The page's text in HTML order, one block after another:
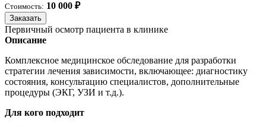
Стоимость: 10 000 ₽
Заказать
Первичный осмотр пациента в клинике
Описание
Комплексное медицинское обследование для разработки
стратегии лечения зависимости, включающее: диагностику
состояния, консультацию специалистов, дополнительные
процедуры (ЭКГ, УЗИ и т.д.).
Для кого подходит